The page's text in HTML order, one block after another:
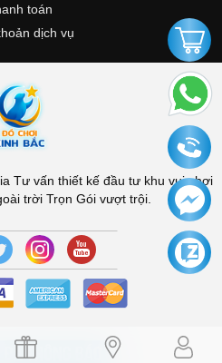
toán
dịch vụ
Tư vấn thiết kế đầu tư khu vui chơi
trời Trọn Gói vượt trội.